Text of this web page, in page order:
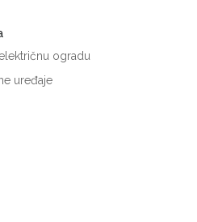
ogradu
uređaje